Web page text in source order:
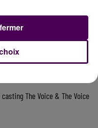
le V and B Fest' 2026 !
The Voice & The Voice